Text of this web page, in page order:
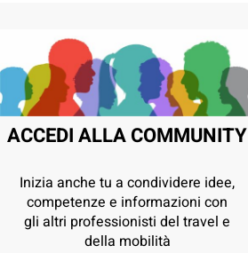
ACCEDI ALLA COMMUNITY
Inizia anche tu a condividere idee,
competenze e informazioni con
gli altri professionisti del travel e
della mobilità